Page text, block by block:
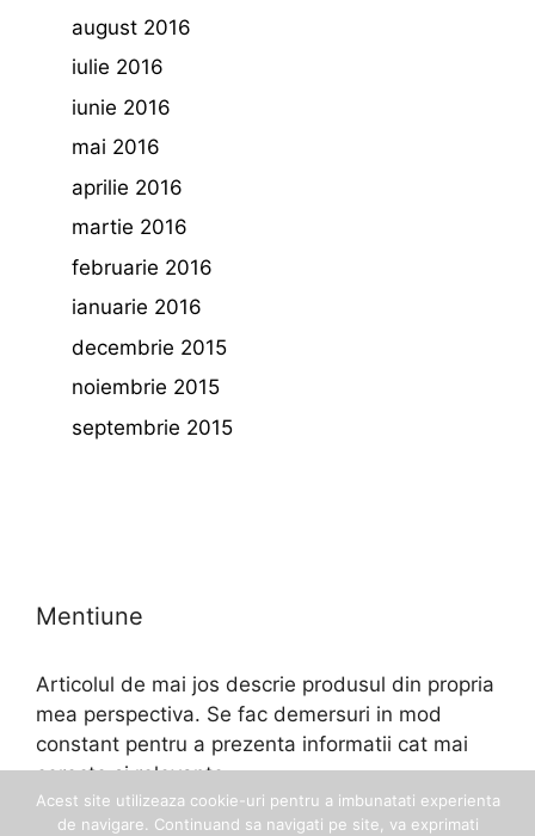
august 2016
iulie 2016
iunie 2016
mai 2016
aprilie 2016
martie 2016
februarie 2016
ianuarie 2016
decembrie 2015
noiembrie 2015
septembrie 2015
Mentiune
Articolul de mai jos descrie produsul din propria
mea perspectiva. Se fac demersuri in mod
constant pentru a prezenta informatii cat mai
corecte si relevante.
Acest site utilizeaza cookie-uri pentru a imbunatati experienta
de navigare. Continuand sa navigati pe site, va exprimati